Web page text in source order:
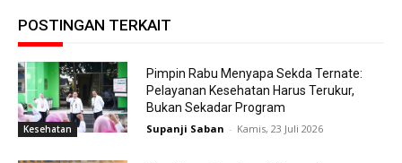
POSTINGAN TERKAIT
Kesehatan
Pimpin Rabu Menyapa Sekda Ternate:
Pelayanan Kesehatan Harus Terukur,
Bukan Sekadar Program
Supanji Saban - Kamis, 23 Juli 2026